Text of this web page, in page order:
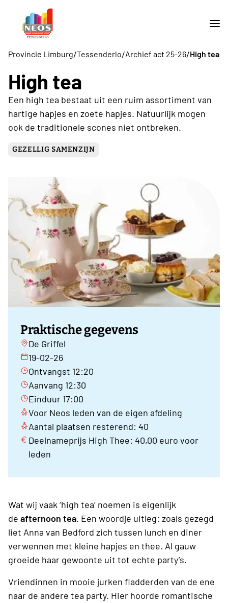
Provincie Limburg/Tessenderlo/Archief act 25-26/High tea
High tea
Een high tea bestaat uit een ruim assortiment van
hartige hapjes en zoete hapjes. Natuurlijk mogen
ook de traditionele scones niet ontbreken.
GEZELLIG SAMENZIJN
Praktische gegevens
De Griffel
19-02-26
Ontvangst 12:20
Aanvang 12:30
Einduur 17:00
Voor Neos leden van de eigen afdeling
Aantal plaatsen resterend: 40
Deelnameprijs High Thee: 40,00 euro voor
leden
Wat wij vaak ‘high tea’ noemen is eigenlijk
de afternoon tea. Een woordje uitleg: zoals gezegd
liet Anna van Bedford zich tussen lunch en diner
verwennen met kleine hapjes en thee. Al gauw
groeide haar gewoonte uit tot echte party’s.
Vriendinnen in mooie jurken fladderden van de ene
naar de andere tea party. Hier hoorde romantische